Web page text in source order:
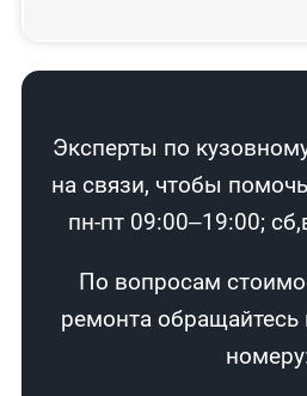
Эксперты по
на связи, чтобы
пн-пт 09:00–19:00;
По вопросам
ремонта